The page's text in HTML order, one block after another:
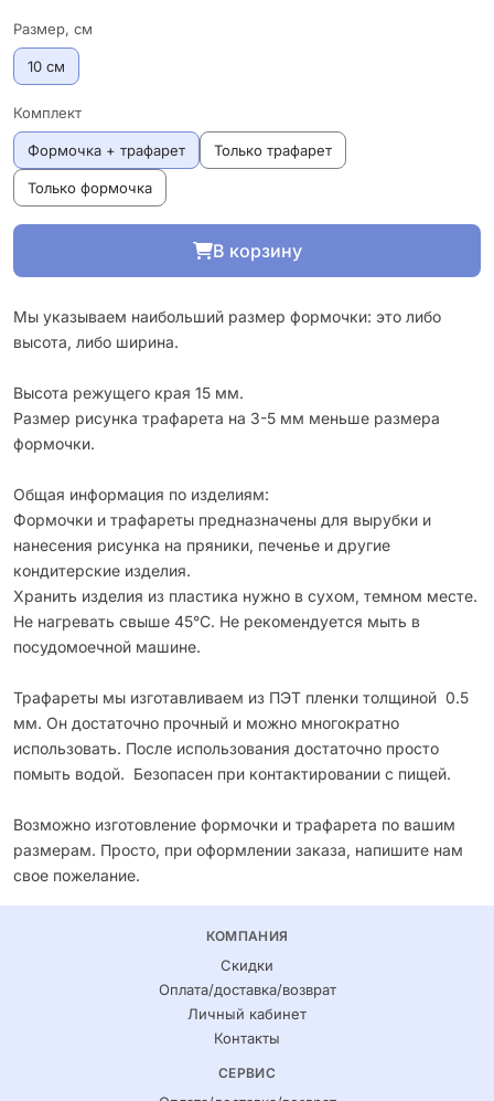
Размер, см
10 см
Комплект
Формочка + трафарет Только трафарет
Только формочка
В корзину
Мы указываем наибольший размер формочки: это либо
высота, либо ширина.
Высота режущего края 15 мм.
Размер рисунка трафарета на 3-5 мм меньше размера
формочки.
Общая информация по изделиям:
Формочки и трафареты предназначены для вырубки и
нанесения рисунка на пряники, печенье и другие
кондитерские изделия.
Хранить изделия из пластика нужно в сухом, темном месте.
Не нагревать свыше 45°С. Не рекомендуется мыть в
посудомоечной машине.
Трафареты мы изготавливаем из ПЭТ пленки толщиной 0.5
мм. Он достаточно прочный и можно многократно
использовать. После использования достаточно просто
помыть водой. Безопасен при контактировании с пищей.
Возможно изготовление формочки и трафарета по вашим
размерам. Просто, при оформлении заказа, напишите нам
свое пожелание.
КОМПАНИЯ
Скидки
Оплата/доставка/возврат
Личный кабинет
Контакты
СЕРВИС